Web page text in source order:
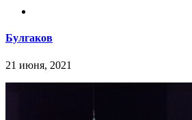
Булгаков
21 июня, 2021